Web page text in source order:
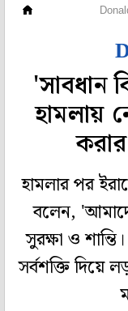
'সাবধান
হামলায়
হামলার পর
বলেন,
সুরক্ষা ও
সর্বশক্তি দিয়ে